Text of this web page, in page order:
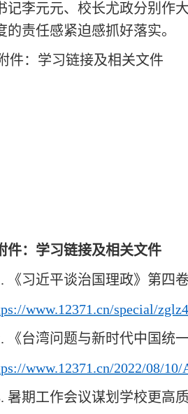
记李元元、校长尤政分别作
的责任感紧迫感抓好落实。
件：学习链接及相关文件
件：学习链接及相关文件
.
《习近平谈治国理政》第四
www.12371.cn/special/
《台湾问题与新时代中国统
www.12371.cn/2022/08/10/
暑期工作会议谋划学校更高